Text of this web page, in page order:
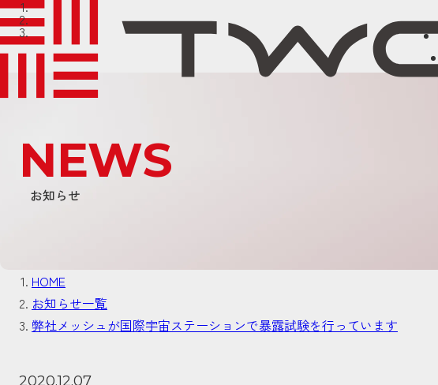
お知らせ
NEWS
HOME
お知らせ一覧
弊社メッシュが国際宇宙ステーションで暴露試験を行っています
2020.12.07